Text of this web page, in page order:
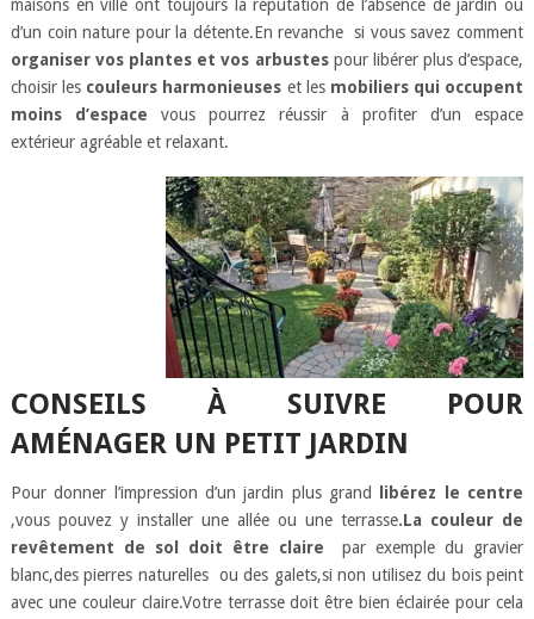
maisons en ville ont toujours la réputation de l’absence de jardin ou
d’un coin nature pour la détente.En revanche si vous savez comment
organiser vos plantes et vos arbustes pour libérer plus d’espace,
choisir les couleurs harmonieuses et les mobiliers qui occupent
moins d’espace vous pourrez réussir à profiter d’un espace
extérieur agréable et relaxant.
CONSEILS À SUIVRE POUR
AMÉNAGER UN PETIT JARDIN
Pour donner l’impression d’un jardin plus grand
libérez le centre
,vous pouvez y installer une allée ou une terrasse.La couleur de
revêtement de sol
doit être claire par exemple du gravier
blanc,des pierres naturelles ou des galets,si non utilisez du bois peint
avec une couleur claire.Votre terrasse doit être bien éclairée pour cela